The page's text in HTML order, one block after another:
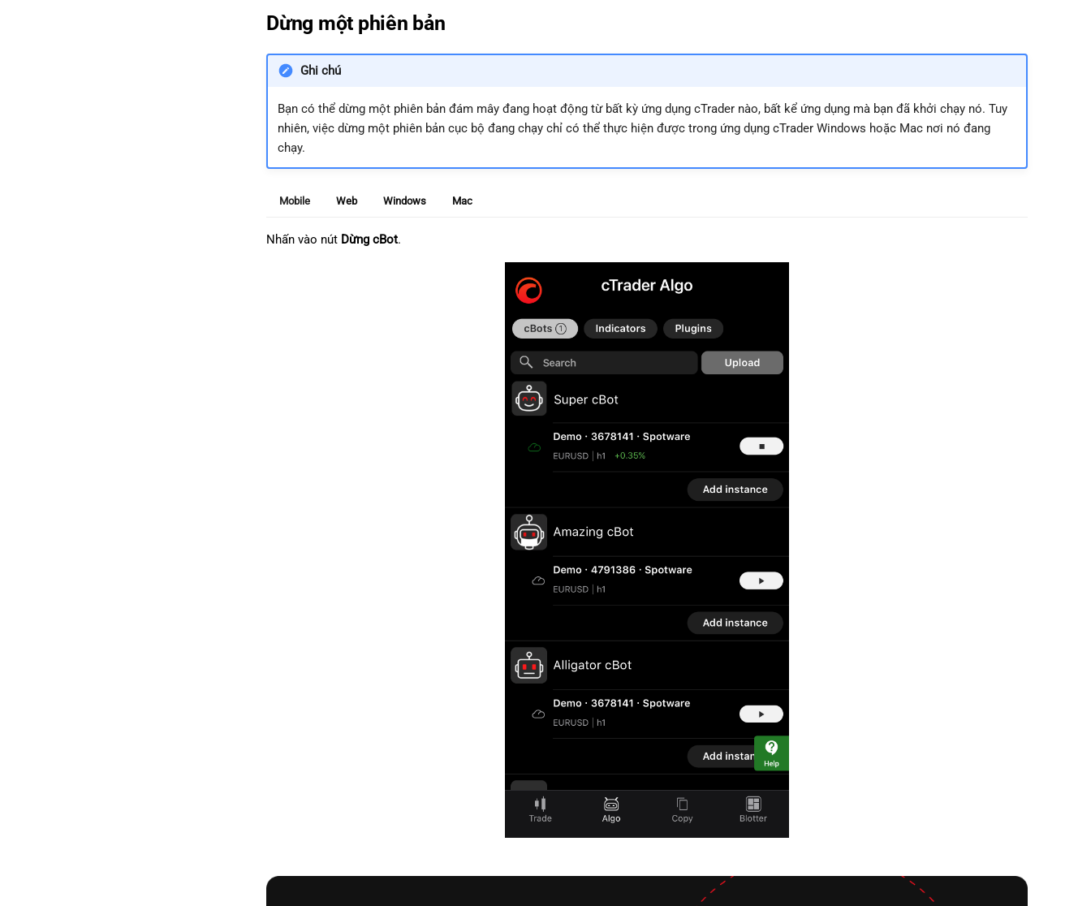
Dừng một phiên bản
Ghi chú
Bạn có thể dừng một phiên bản đám mây đang hoạt động từ bất kỳ ứng dụng cTrader nào, bất kể ứng dụng mà bạn đã khởi chạy nó. Tuy
nhiên, việc dừng một phiên bản cục bộ đang chạy chỉ có thể thực hiện được trong ứng dụng cTrader Windows hoặc Mac nơi nó đang
chạy.
Mobile Web Windows Mac
Nhấn vào nút Dừng cBot.